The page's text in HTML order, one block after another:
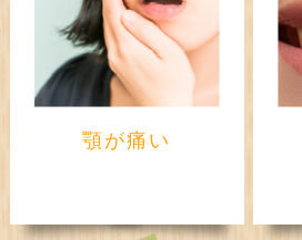
顎が痛い